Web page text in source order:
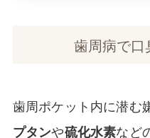
歯周病で口
歯周ポケット内に潜む
プタンや硫化水素など